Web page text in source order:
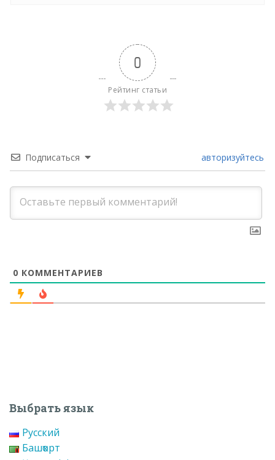
0
Рейтинг статьи
Подписаться авторизуйтесь
0 КОММЕНТАРИЕВ
Выбрать язык
Русский
Башҡорт